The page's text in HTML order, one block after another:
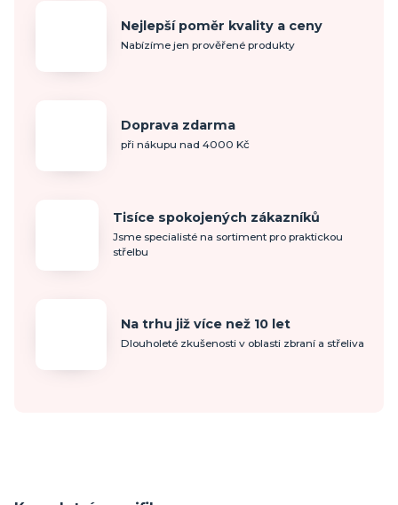
Nejlepší poměr kvality a ceny
Nabízíme jen prověřené produkty
Doprava zdarma
při nákupu nad 4000 Kč
Tisíce spokojených zákazníků
Jsme specialisté na sortiment pro praktickou
střelbu
Na trhu již více než 10 let
Dlouholeté zkušenosti v oblasti zbraní a střeliva